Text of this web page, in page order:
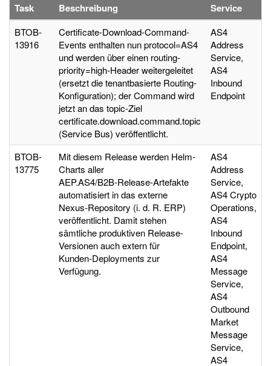
Task Beschreibung Service
BTOB-
13916
Certificate-Download-Command-
Events enthalten nun protocol=AS4
und werden über einen routing-
priority=high-Header weitergeleitet
(ersetzt die tenantbasierte Routing-
Konfiguration); der Command wird
jetzt an das topic-Ziel
certificate.download.command.topic
(Service Bus) veröffentlicht.
AS4
Address
Service,
AS4
Inbound
Endpoint
BTOB-
13775
Mit diesem Release werden Helm-
Charts aller
AEP.AS4/B2B‑Release‑Artefakte
automatisiert in das externe
Nexus‑Repository (i. d. R. ERP)
veröffentlicht. Damit stehen
sämtliche produktiven Release-
Versionen auch extern für
Kunden‑Deployments zur
Verfügung.
AS4
Address
Service,
AS4 Crypto
Operations,
AS4
Inbound
Endpoint,
AS4
Message
Service,
AS4
Outbound
Market
Message
Service,
AS4